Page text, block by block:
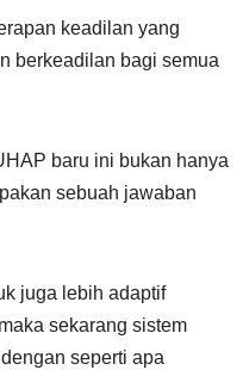
keadilan yang
berkeadilan bagi semua
baru ini bukan hanya
sebuah jawaban
juga lebih adaptif
sekarang sistem
seperti apa